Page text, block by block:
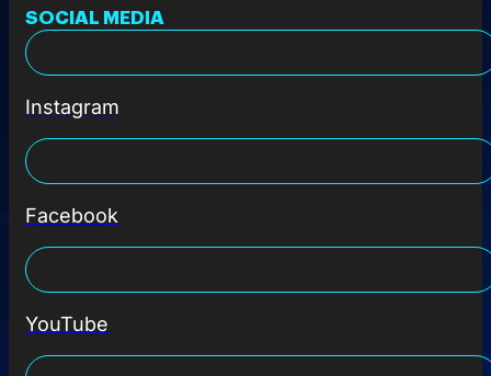
SOCIAL MEDIA
Instagram
Facebook
YouTube